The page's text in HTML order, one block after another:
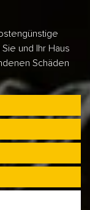
und Ihr Haus
Schäden